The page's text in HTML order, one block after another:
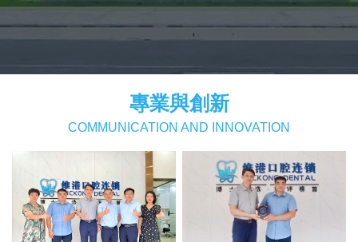
專業與創新
COMMUNICATION AND INNOVATION